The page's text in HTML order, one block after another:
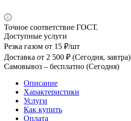
Точное соответствие ГОСТ.
Доступные услуги
Резка газом от 15 ₽/шт
Доставка от 2 500 ₽ (Сегодня, завтра)
Самовывоз – бесплатно (Сегодня)
Описание
Характеристики
Услуги
Как купить
Оплата